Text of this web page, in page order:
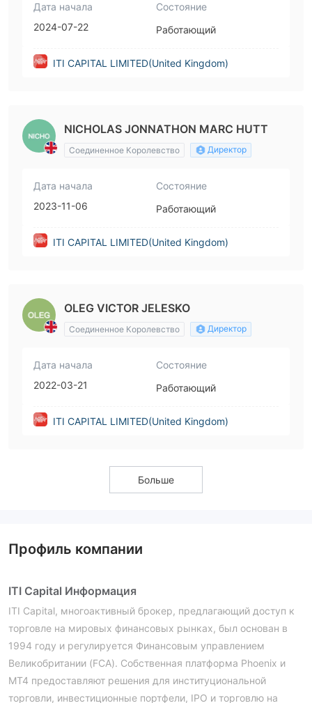
Дата начала
2024-07-22
Состояние
Работающий
ITI CAPITAL LIMITED(United Kingdom)
NICHOLAS JONNATHON MARC HUTT
Соединенное Королевство Директор
Дата начала
2023-11-06
Состояние
Работающий
ITI CAPITAL LIMITED(United Kingdom)
OLEG VICTOR JELESKO
Соединенное Королевство Директор
Дата начала
2022-03-21
Состояние
Работающий
ITI CAPITAL LIMITED(United Kingdom)
Больше
Профиль компании
ITI Capital Информация
ITI Capital, многоактивный брокер, предлагающий доступ к
торговле на мировых финансовых рынках, был основан в
1994 году и регулируется Финансовым управлением
Великобритании (FCA). Собственная платформа Phoenix и
MT4 предоставляют решения для институциональной
торговли, инвестиционные портфели, IPO и торговлю на